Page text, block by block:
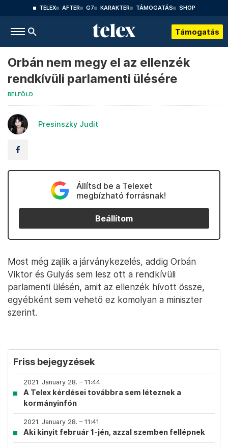
TELEX AFTER G7 KARAKTER TÁMOGATÁS SHOP
Támogatás
Orbán nem megy el az ellenzék
rendkívüli parlamenti ülésére
BELFÖLD
Presinszky Judit
Állítsd be a Telexet
megbízható forrásnak!
Beállítom
Most még zajlik a járványkezelés, addig Orbán
Viktor és Gulyás sem lesz ott a rendkívüli
parlamenti ülésén, amit az ellenzék hívott össze,
egyébként sem vehető ez komolyan a miniszter
szerint.
Friss bejegyzések
2021. January 28. – 11:44
A Telex kérdései továbbra sem léteznek a
kormányinfón
2021. January 28. – 11:41
Aki kinyit február 1-jén, azzal szemben fellépnek